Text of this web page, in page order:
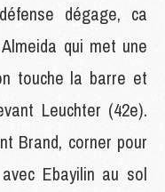
dégage, ca
qui met une
touche la barre et
Leuchter (42e).
Brand, corner pour
Ebayilin au sol